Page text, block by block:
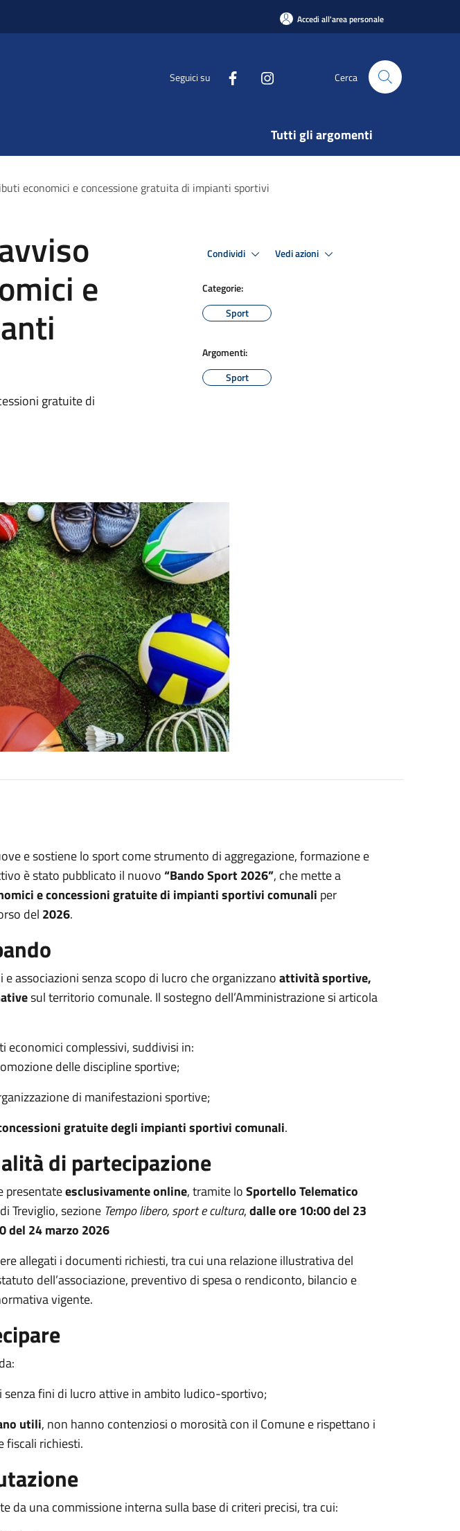
Accedi all'area personale
Seguici su Cerca
Tutti gli argomenti
economici e concessione gratuita di impianti sportivi
e
gratuite di
Condividi Vedi azioni
Categorie:
Sport
Argomenti:
Sport
e sostiene lo sport come strumento di aggregazione, formazione e
è stato pubblicato il nuovo“Bando Sport 2026”, che mette a
e concessioni gratuite di impianti sportivi comunali per
del 2026.
associazioni senza scopo di lucro che organizzanoattività sportive,
sul territorio comunale. Il sostegno dell’Amministrazione si articola
economici complessivi, suddivisi in:
delle discipline sportive;
di manifestazioni sportive;
gratuite degli impianti sportivi comunali.
di partecipazione
presentateesclusivamente online, tramite loSportello Telematico
Treviglio, sezione Tempo libero, sport e cultura,dalle ore 10:00 del 23
del 24 marzo 2026
allegati i documenti richiesti, tra cui una relazione illustrativa del
dell’associazione, preventivo di spesa o rendiconto, bilancio e
vigente.
fini di lucro attive in ambito ludico-sportivo;
utili, non hanno contenziosi o morosità con il Comune e rispettano i
fiscali richiesti.
da una commissione interna sulla base di criteri precisi, tra cui: